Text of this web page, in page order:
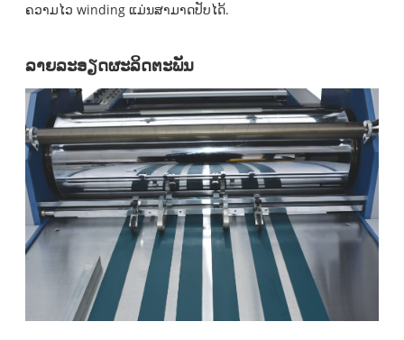
ຄວາມໄວ winding ແມ່ນສາມາດປັບໄດ້.
ລາຍລະອຽດຜະລິດຕະພັນ